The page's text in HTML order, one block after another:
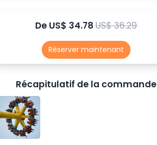
De US$ 34.78US$ 36.29
Réserver maintenant
Récapitulatif de la commande